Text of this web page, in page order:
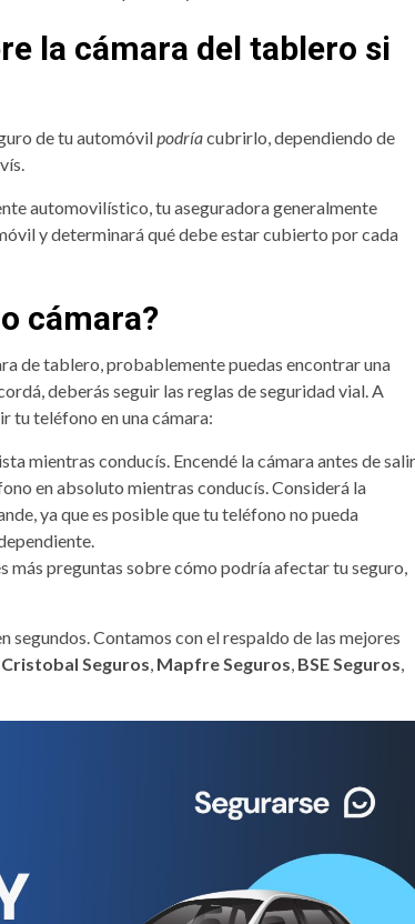
la cámara del tablero si
de tu automóvilpodríacubrirlo, dependiendo de
automovilístico, tu aseguradora generalmente
y determinará qué debe estar cubierto por cada
cámara?
de tablero, probablemente puedas encontrar una
deberás seguir las reglas de seguridad vial. A
tu teléfono en una cámara:
mientras conducís. Encendé la cámara antes de salir
en absoluto mientras conducís. Considerá la
ya que es posible que tu teléfono no pueda
más preguntas sobre cómo podría afectar tu seguro,
segundos. Contamos con el respaldo de las mejores
Cristobal Seguros, Mapfre Seguros, BSE Seguros,